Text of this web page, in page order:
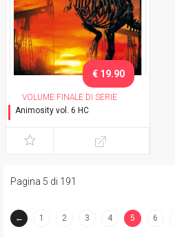
VOLUME FINALE DI SERIE
Animosity vol. 6 HC
€ 19.90
Pagina 5 di 191
← 1 2 3 4
5
6